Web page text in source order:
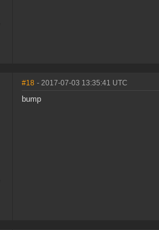
#18 - 2017-07-03 13:35:41 UTC
bump